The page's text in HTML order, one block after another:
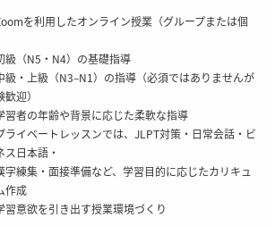
を利用したオンライン授業（グループまたは個
級（N5・N4）の基礎指導
級・上級（N3–N1）の指導（必須ではありませんが
迎）
習者の年齢や背景に応じた柔軟な指導
ライベートレッスンでは、JLPT対策・日常会話・ビ
ス日本語・
練集・面接準備など、学習目的に応じたカリキュ
作成
習意欲を引き出す授業環境づくり